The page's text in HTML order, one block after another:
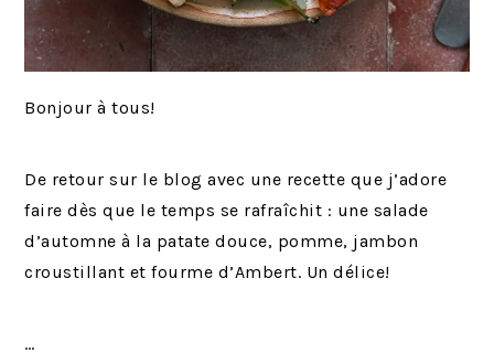
Bonjour à tous!
De retour sur le blog avec une recette que j’adore
faire dès que le temps se rafraîchit : une salade
d’automne à la patate douce, pomme, jambon
croustillant et fourme d’Ambert. Un délice!
…